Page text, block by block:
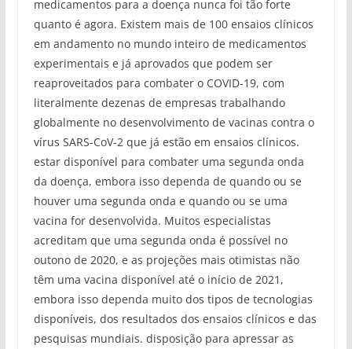
medicamentos para a doença nunca foi tão forte
quanto é agora. Existem mais de 100 ensaios clínicos
em andamento no mundo inteiro de medicamentos
experimentais e já aprovados que podem ser
reaproveitados para combater o COVID-19, com
literalmente dezenas de empresas trabalhando
globalmente no desenvolvimento de vacinas contra o
vírus SARS-CoV-2 que já estão em ensaios clínicos.
estar disponível para combater uma segunda onda
da doença, embora isso dependa de quando ou se
houver uma segunda onda e quando ou se uma
vacina for desenvolvida. Muitos especialistas
acreditam que uma segunda onda é possível no
outono de 2020, e as projeções mais otimistas não
têm uma vacina disponível até o início de 2021,
embora isso dependa muito dos tipos de tecnologias
disponíveis, dos resultados dos ensaios clínicos e das
pesquisas mundiais. disposição para apressar as